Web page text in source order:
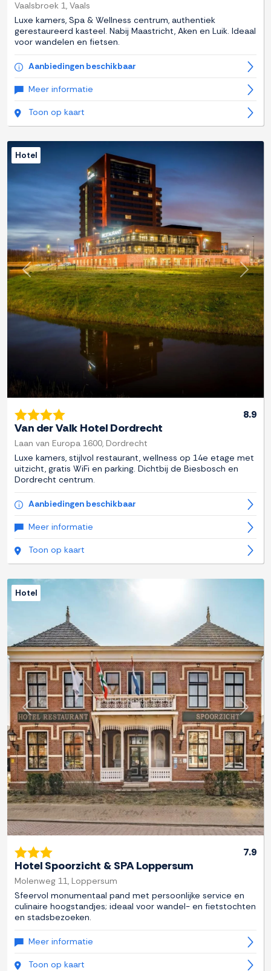
Vaalsbroek 1, Vaals
Luxe kamers, Spa & Wellness centrum, authentiek
gerestaureerd kasteel. Nabij Maastricht, Aken en Luik. Ideaal
voor wandelen en fietsen.
Aanbiedingen beschikbaar
Meer informatie
Toon op kaart
Previous Next
Hotel
8.9
Van der Valk Hotel Dordrecht
Laan van Europa 1600, Dordrecht
Luxe kamers, stijlvol restaurant, wellness op 14e etage met
uitzicht, gratis WiFi en parking. Dichtbij de Biesbosch en
Dordrecht centrum.
Aanbiedingen beschikbaar
Meer informatie
Toon op kaart
Previous Next
Hotel
7.9
Hotel Spoorzicht & SPA Loppersum
Molenweg 11, Loppersum
Sfeervol monumentaal pand met persoonlijke service en
culinaire hoogstandjes; ideaal voor wandel- en fietstochten
en stadsbezoeken.
Meer informatie
Toon op kaart